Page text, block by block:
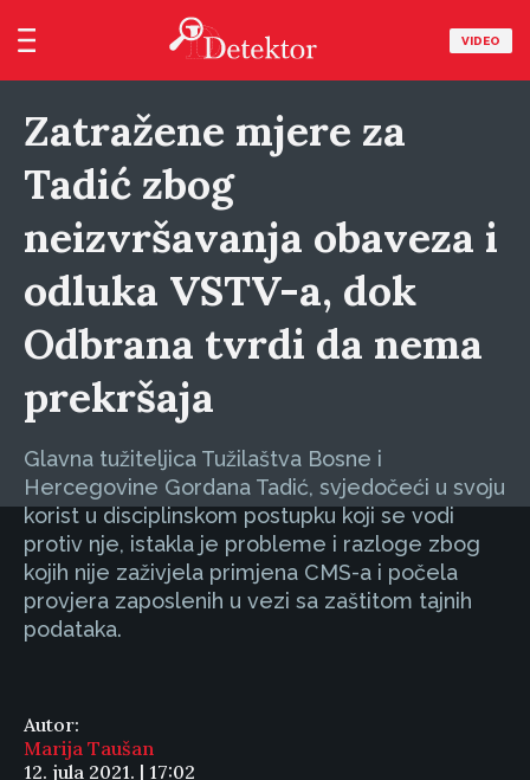
VIDEO
Zatražene mjere za
Tadić zbog
neizvršavanja obaveza i
odluka VSTV-a, dok
Odbrana tvrdi da nema
prekršaja
Glavna tužiteljica Tužilaštva Bosne i
Hercegovine Gordana Tadić, svjedočeći u svoju
korist u disciplinskom postupku koji se vodi
protiv nje, istakla je probleme i razloge zbog
kojih nije zaživjela primjena CMS-a i počela
provjera zaposlenih u vezi sa zaštitom tajnih
podataka.
Autor:
Marija Taušan
12. jula 2021. | 17:02